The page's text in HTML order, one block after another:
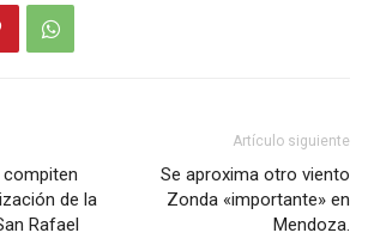
de la
Rafael
Artículo siguiente
Se aproxima otro viento
Zonda «importante» en
Mendoza.